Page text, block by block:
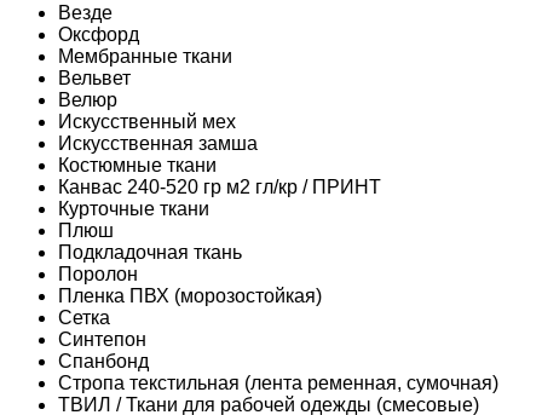
Везде
Оксфорд
Мембранные ткани
Вельвет
Велюр
Искусственный мех
Искусственная замша
Костюмные ткани
Канвас 240-520 гр м2 гл/кр / ПРИНТ
Курточные ткани
Плюш
Подкладочная ткань
Поролон
Пленка ПВХ (морозостойкая)
Сетка
Синтепон
Спанбонд
Стропа текстильная (лента ременная, сумочная)
ТВИЛ / Ткани для рабочей одежды (смесовые)